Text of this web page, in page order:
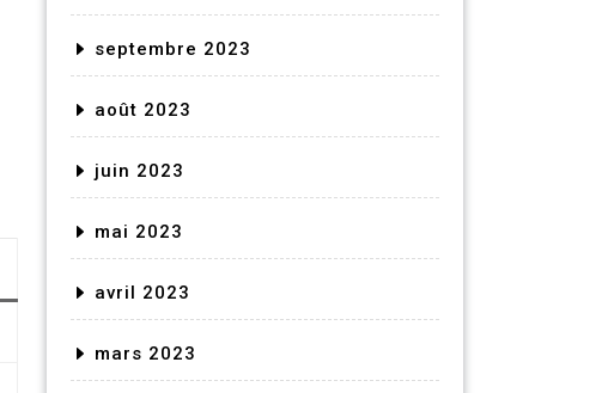
septembre 2023
août 2023
juin 2023
mai 2023
avril 2023
mars 2023